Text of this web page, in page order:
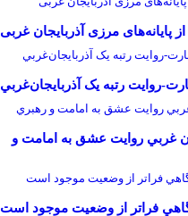
روايت رتبه يک آذربايجان‌غربي
غربي روايت عشق به امامت و
فراتر از وضعيت موجود است